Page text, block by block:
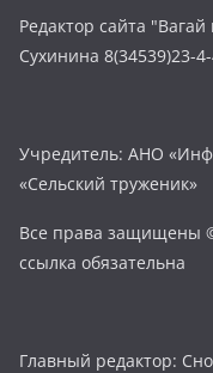
Редактор сайта
Сухинина 8(34539)23-4-
Учредитель: АНО
«Сельский труженик»
Все права защищены
ссылка обязательна
Главный редактор: